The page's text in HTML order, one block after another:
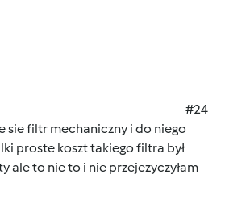
#24
sie filtr mechaniczny i do niego
proste koszt takiego filtra był
ale to nie to i nie przejezyczyłam